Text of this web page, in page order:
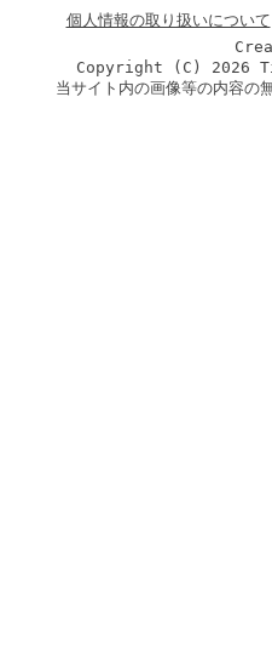
個人情報の取り扱いについて
Copyright (C) 2026
当サイト内の画像等の内容の